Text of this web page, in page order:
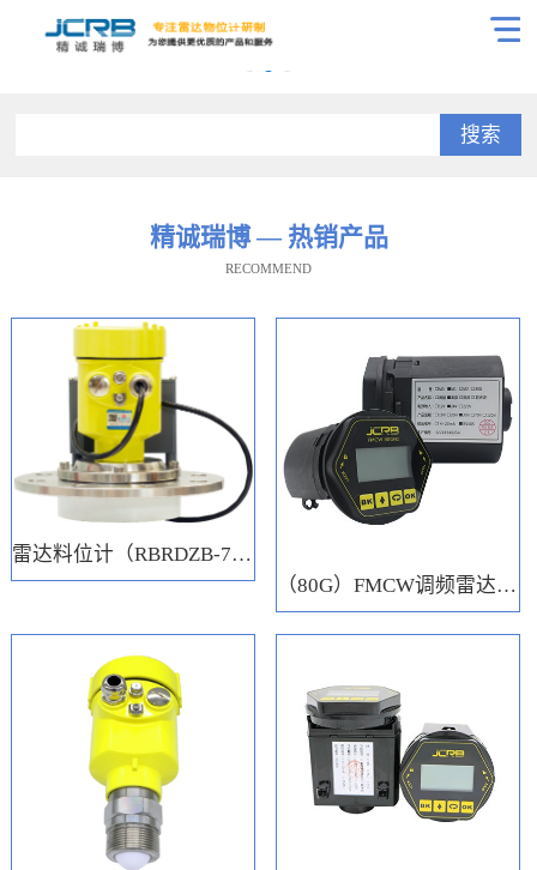
搜索
精诚瑞博 — 热销产品
RECOMMEND
雷达料位计（RBRDZB-71-6-C）
（80G）FMCW调频雷达电子模块